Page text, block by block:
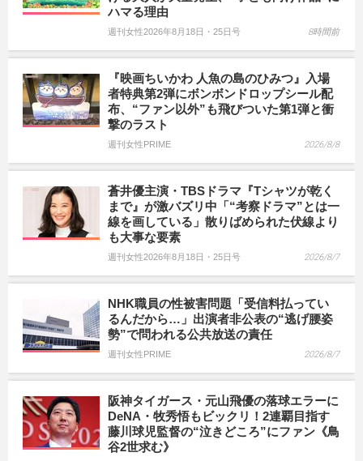
ハマる理由
週刊女性2026年8月18日・25日号 8時間前
『映画ちいかわ 人魚の島のひみつ』入場
者特典第2弾にボンボンドロップシール配
布、“ファン以外”も飛びついた第1弾と衝
撃のラスト
週刊女性PRIME 2026/8/8
蒼井優主演・TBSドラマ『Tシャツが乾く
まで』が激バズリ中「“考察ドラマ”とは一
線を画している」散りばめられた伏線より
も大事な要素
週刊女性2026年8月18日・25日号 2026/8/7
NHK職員の性被害問題「受信料払ってい
るんだから…」出演者非公表の“逃げ腰姿
勢”で問われる公共放送の責任
週刊女性PRIME 2026/8/7
阪神タイガース・元山飛優の落球エラーに
DeNA・牧秀悟もビックリ！2連覇目指す
藤川球児監督の“泣きどころ”にファン《鳥
谷2世求む》